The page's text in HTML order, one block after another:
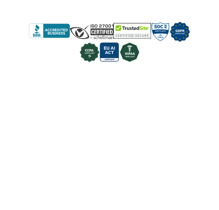
Parhaat kyselykäytännöt
SurveyMonkey vs. Google Forms
Rekisteröidy